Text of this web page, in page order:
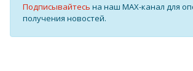
Подписывайтесь на наш MAX-канал для
получения новостей.